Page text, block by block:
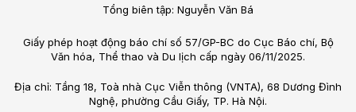
Tổng biên tập: Nguyễn Văn Bá
Giấy phép hoạt động báo chí số 57/GP-BC do Cục Báo chí, Bộ
Văn hóa, Thể thao và Du lịch cấp ngày 06/11/2025.
Địa chỉ: Tầng 18, Toà nhà Cục Viễn thông (VNTA), 68 Dương Đình
Nghệ, phường Cầu Giấy, TP. Hà Nội.